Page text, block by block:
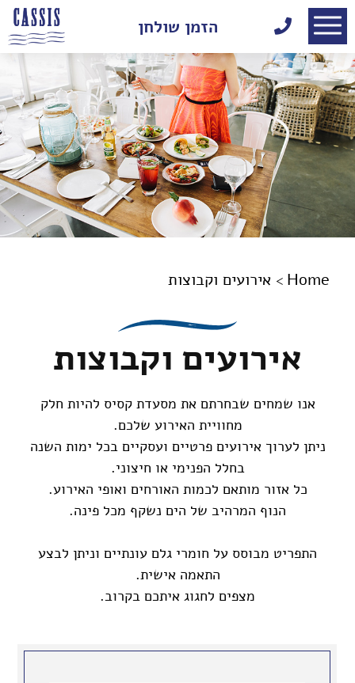
דלג לסרגל הניווט
דלג לתוכן
הזמן שולחן
Home אירועים וקבוצות
אירועים וקבוצות
אנו שמחים שבחרתם את מסעדת קסיס להיות חלק
מחוויית האירוע שלכם.
ניתן לערוך אירועים פרטיים ועסקיים בכל ימות השנה
בחלל הפנימי או חיצוני.
כל אזור מותאם לכמות האורחים ואופי האירוע.
הנוף המרהיב של הים נשקף מכל פינה.
התפריט מבוסס על חומרי גלם עונתיים וניתן לבצע
התאמה אישית.
מצפים לחגוג איתכם בקרוב.